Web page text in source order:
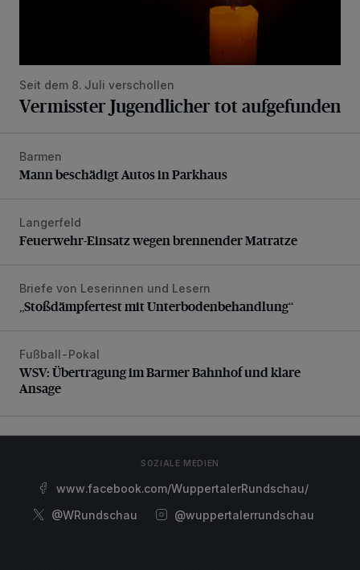
Seit dem 8. Juli verschollen
Vermisster Jugendlicher tot aufgefunden
Mann beschädigt Autos in Parkhaus
Barmen
Mann beschädigt Autos in Parkhaus
Feuerwehr-Einsatz wegen brennender Matratze
Langerfeld
Feuerwehr-Einsatz wegen brennender Matratze
„Stoßdämpfertest mit Unterbodenbehandlung“
Briefe von Leserinnen und Lesern
„Stoßdämpfertest mit Unterbodenbehandlung“
WSV: Übertragung im Barmer Bahnhof und klare Ansage
Fußball-Pokal
WSV: Übertragung im Barmer Bahnhof und klare
Ansage
SOZIALE MEDIEN
www.facebook.com/WuppertalerRundschau/
@WRundschau
@wuppertalerrundschau